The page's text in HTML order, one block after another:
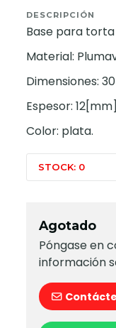
DESCRIPCIÓN
Base para
Material:
Dimensiones:
Espesor:
Color: plata.
STOCK: 0
Agotado
Póngase en
información